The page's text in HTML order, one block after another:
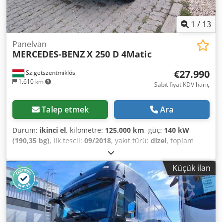
Romence (Romanya'ya yapılacak ihracat için tüm işlemleri,
numara dahil, gerçekleştiriyoruz) * RADEK
1 / 13
Szigetszentmiklós
1.610 km
Panelvan
MERCEDES-BENZX 250 D 4Matic
€27.990
Sabit fiyat KDV hariç
Talep etmek Ara
Durum: ikinci el, kilometre: 125.000 km, güç: 140 kW
(190,35 bg), ilk tescil: 09/2018, yakıt türü: dizel, toplam
, bir sonraki muayene (TÜV):
mavi, vites türü:otomatik, emisyon sınıfı:Euro 6, koltuk
sayısı:5 , Üretim yılı:2018, Donanım:ABS, elektronik
denge programı (ESP), her tahrikli, is filtrasyon filtresi,
klima, merkezi kilitleme, navigasyon sistemi, park
ısıtıcısı, Lütfen bizi WhatsApp/Viber üzerinden de arayın.
E-posta: Ana ekipmanlar şunları içerir: Bluetooth,
Küçük ilan